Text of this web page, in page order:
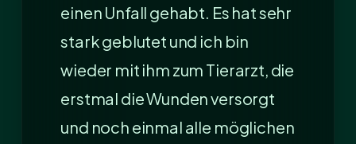
einen Unfall gehabt. Es hat sehr
stark geblutet und ich bin
wieder mit ihm zum Tierarzt, die
erstmal die Wunden versorgt
und noch einmal alle möglichen